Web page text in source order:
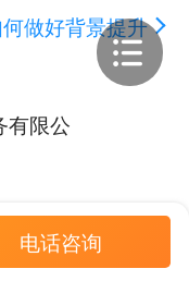
做好背景提升
有限公
电话咨询